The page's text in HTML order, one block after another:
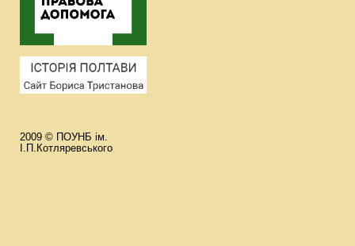
2009 © ПОУНБ ім.
І.П.Котляревського